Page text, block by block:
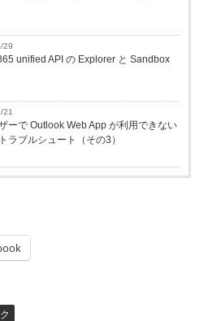
29
unified API の Explorer と Sandbox
21
ーで Outlook Web App が利用できない
ラブルシュート（その3）